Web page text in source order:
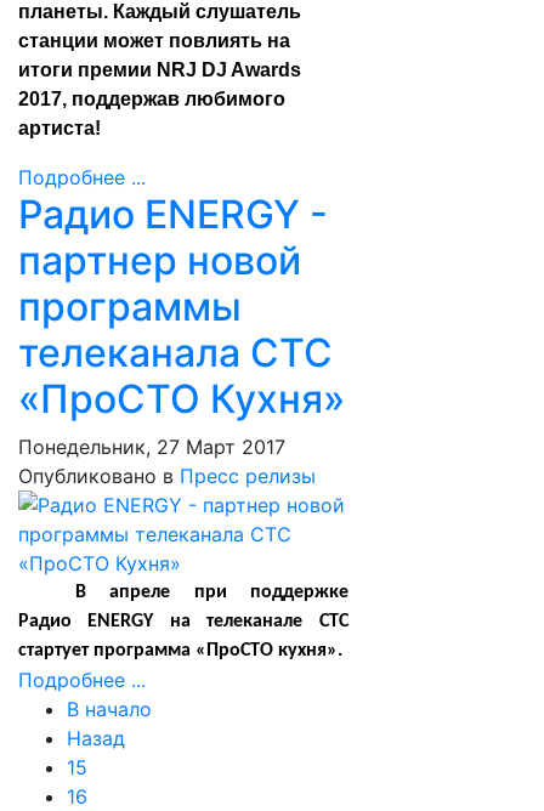
планеты. Каждый слушатель
станции может повлиять на
итоги премии NRJ DJ Awards
2017, поддержав любимого
артиста!
Подробнее ...
Радио ENERGY -
партнер новой
программы
телеканала СТС
«ПроСТО Кухня»
Понедельник, 27 Март 2017
Опубликовано в Пресс релизы
В апреле при поддержке
Радио ENERGY на телеканале СТС
стартует программа «ПроСТО кухня».
Подробнее ...
В начало
Назад
15
16